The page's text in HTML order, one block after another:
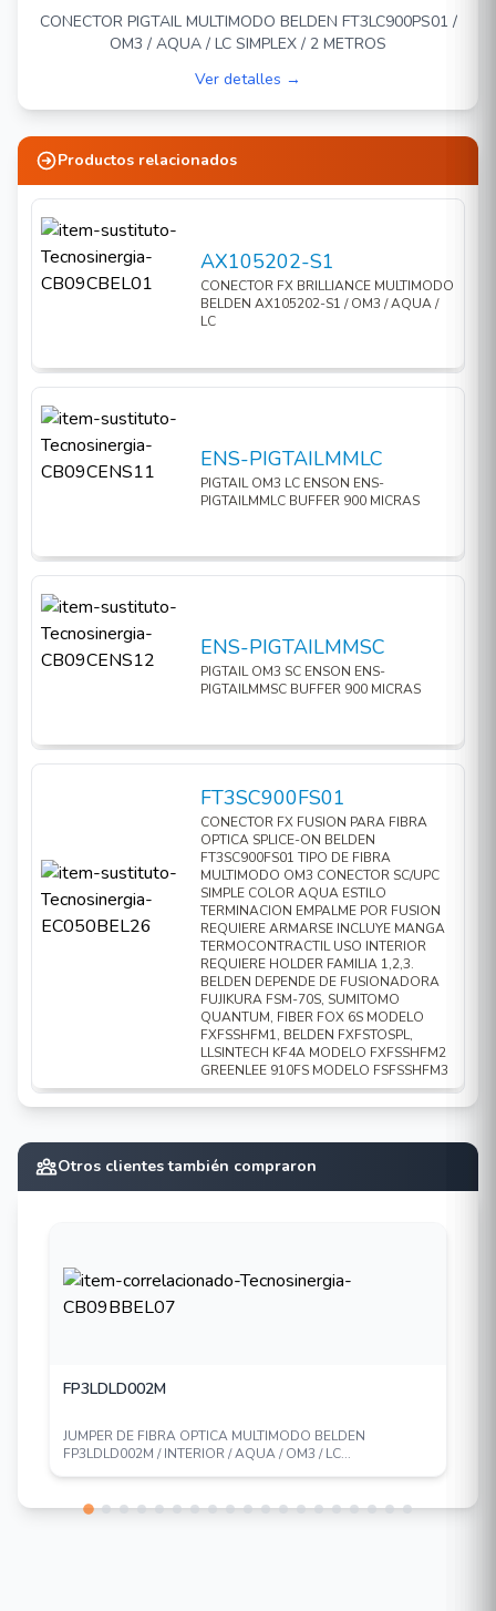
CONECTOR PIGTAIL MULTIMODO BELDEN FT3LC900PS01 /
OM3 / AQUA / LC SIMPLEX / 2 METROS
Ver detalles →
Productos relacionados
AX105202-S1
CONECTOR FX BRILLIANCE MULTIMODO
BELDEN AX105202-S1 / OM3 / AQUA /
LC
ENS-PIGTAILMMLC
PIGTAIL OM3 LC ENSON ENS-
PIGTAILMMLC BUFFER 900 MICRAS
ENS-PIGTAILMMSC
PIGTAIL OM3 SC ENSON ENS-
PIGTAILMMSC BUFFER 900 MICRAS
FT3SC900FS01
CONECTOR FX FUSION PARA FIBRA
OPTICA SPLICE-ON BELDEN
FT3SC900FS01 TIPO DE FIBRA
MULTIMODO OM3 CONECTOR SC/UPC
SIMPLE COLOR AQUA ESTILO
TERMINACION EMPALME POR FUSION
REQUIERE ARMARSE INCLUYE MANGA
TERMOCONTRACTIL USO INTERIOR
REQUIERE HOLDER FAMILIA 1,2,3.
BELDEN DEPENDE DE FUSIONADORA
FUJIKURA FSM-70S, SUMITOMO
QUANTUM, FIBER FOX 6S MODELO
FXFSSHFM1, BELDEN FXFSTOSPL,
LLSINTECH KF4A MODELO FXFSSHFM2
GREENLEE 910FS MODELO FSFSSHFM3
Otros clientes también compraron
FP3LDLD002M
JUMPER DE FIBRA OPTICA MULTIMODO BELDEN
FP3LDLD002M / INTERIOR / AQUA / OM3 / LC...